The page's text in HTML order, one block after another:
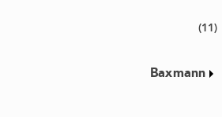
(11)
Baxmann